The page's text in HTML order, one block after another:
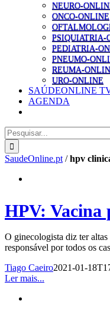
NEURO-
ONCO-ONLINE
PSIQUIATRIA-
PEDIATRIA-
PNEUMO-
REUMA-
URO-ONLINE
SAÚDEONLINE
AGENDA
Pesquisar
SaudeOnline.pt /hpv
HPV: Vacina
O ginecologista diz ter
responsável por todos os
Tiago Caeiro2021-01-
Ler mais...